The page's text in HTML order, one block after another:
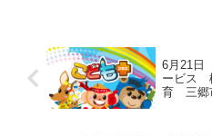
6月21日
ービス
育 三郷